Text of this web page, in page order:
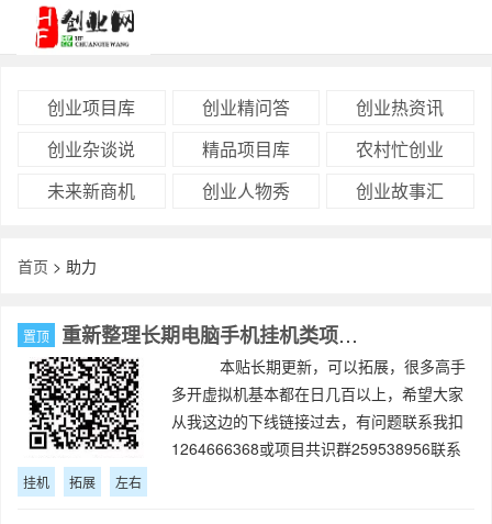
创业项目库 创业精问答
创业热资讯
创业杂谈说
精品项目库
农村忙创业
未来新商机
创业人物秀 创业故事汇
首页 > 助力
置顶 重新整理长期电脑手机挂机类项目，日40元左右，可拓展
本贴长期更新，可以拓展，很多高手
多开虚拟机基本都在日几百以上，希望大家
从我这边的下线链接过去，有问题联系我扣
1264666368或项目共识群259538956联系
挂机 拓展 左右